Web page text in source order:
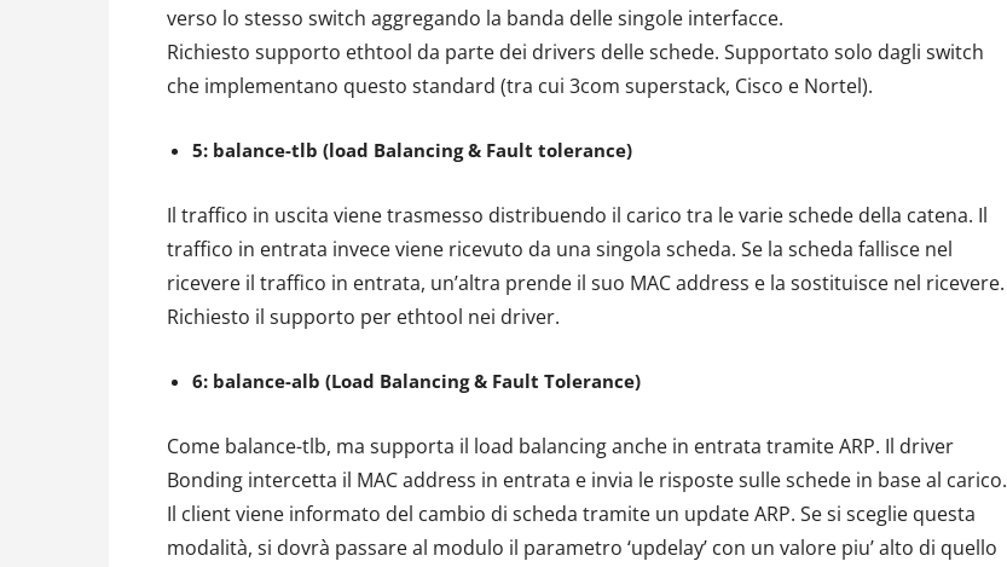
verso lo stesso switch aggregando la banda delle singole interfacce.
Richiesto supporto ethtool da parte dei drivers delle schede. Supportato solo dagli switch
che implementano questo standard (tra cui 3com superstack, Cisco e Nortel).
5: balance-tlb (load Balancing & Fault tolerance)
Il traffico in uscita viene trasmesso distribuendo il carico tra le varie schede della catena. Il
traffico in entrata invece viene ricevuto da una singola scheda. Se la scheda fallisce nel
ricevere il traffico in entrata, un’altra prende il suo MAC address e la sostituisce nel ricevere.
Richiesto il supporto per ethtool nei driver.
6: balance-alb (Load Balancing & Fault Tolerance)
Come balance-tlb, ma supporta il load balancing anche in entrata tramite ARP. Il driver
Bonding intercetta il MAC address in entrata e invia le risposte sulle schede in base al carico.
Il client viene informato del cambio di scheda tramite un update ARP. Se si sceglie questa
modalità, si dovrà passare al modulo il parametro ‘updelay’ con un valore piu’ alto di quello